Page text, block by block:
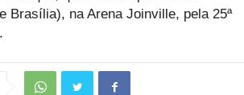
Brasília), na Arena Joinville, pela 25ª